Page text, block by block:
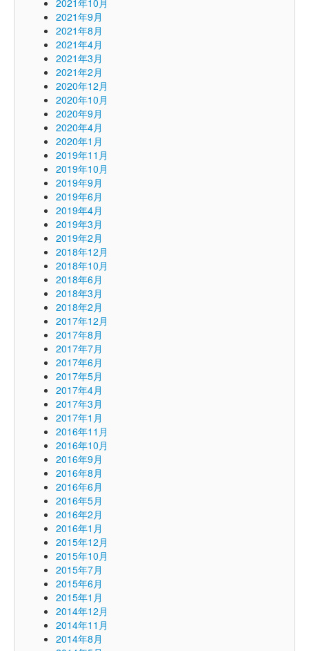
2021年10月
2021年9月
2021年8月
2021年4月
2021年3月
2021年2月
2020年12月
2020年10月
2020年9月
2020年4月
2020年1月
2019年11月
2019年10月
2019年9月
2019年6月
2019年4月
2019年3月
2019年2月
2018年12月
2018年10月
2018年6月
2018年3月
2018年2月
2017年12月
2017年8月
2017年7月
2017年6月
2017年5月
2017年4月
2017年3月
2017年1月
2016年11月
2016年10月
2016年9月
2016年8月
2016年6月
2016年5月
2016年2月
2016年1月
2015年12月
2015年10月
2015年7月
2015年6月
2015年1月
2014年12月
2014年11月
2014年8月